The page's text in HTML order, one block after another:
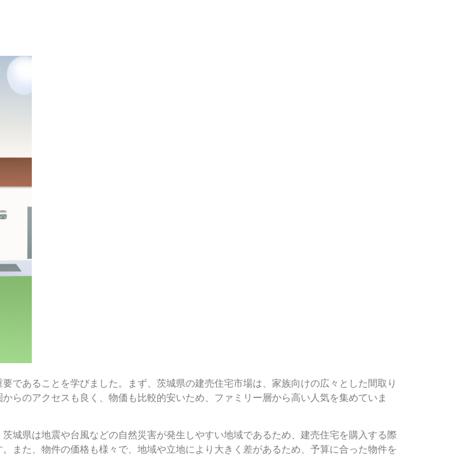
であることを学びました。まず、茨城県の建売住宅市場は、家族向けの広々とした間取り
らのアクセスも良く、物価も比較的安いため、ファミリー層から高い人気を集めていま
城県は地震や台風などの自然災害が発生しやすい地域であるため、建売住宅を購入する際
また、物件の価格も様々で、地域や立地により大きく差があるため、予算に合った物件を